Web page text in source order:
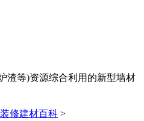
渣等)资源综合利用的新型墙材
装修建材百科 >